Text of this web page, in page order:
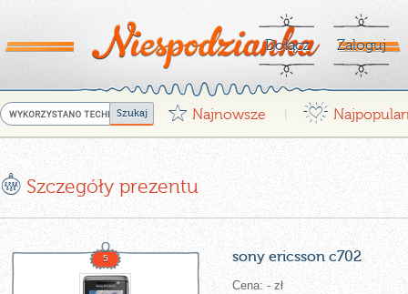
Dołącz Zaloguj
G Najnowsze ¤
E Szczegóły prezentu
5 sony ericsson c702
Cena: - zł